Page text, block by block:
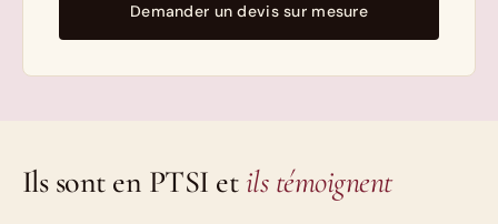
Demander un devis sur mesure
Ils sont en PTSI et ils témoignent